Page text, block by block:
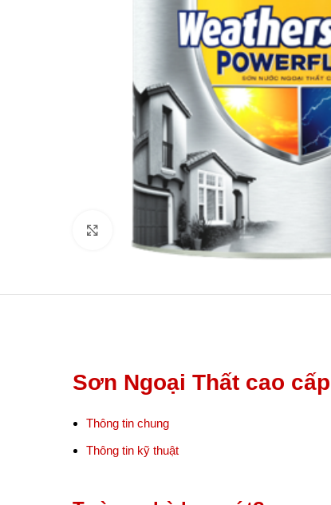
Click to enlarge
Sơn Ngoại Thất cao
Thông tin chung
Thông tin kỹ thuật